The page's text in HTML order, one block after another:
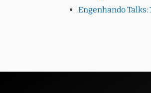
Engenhando